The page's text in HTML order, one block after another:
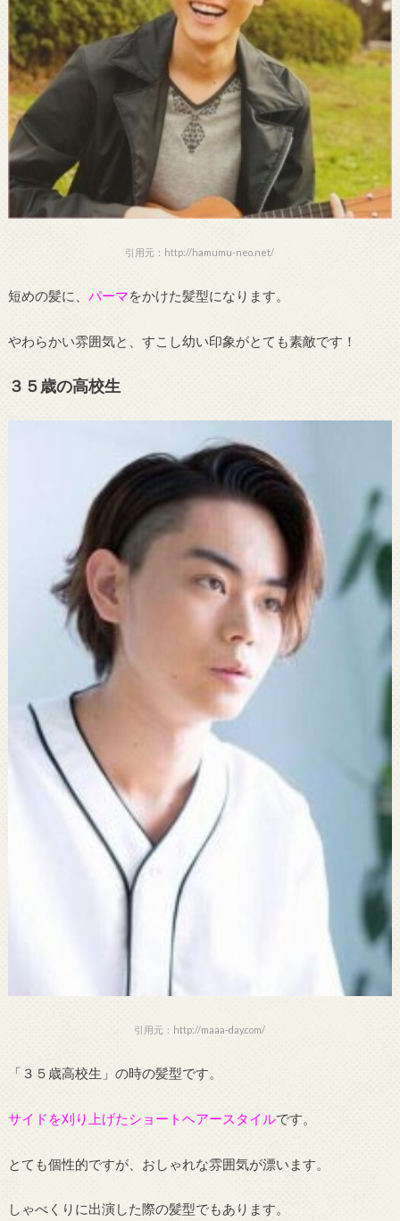
引用元：http://hamumu-neo.net/
短めの髪に、 パーマをかけた髪型になります。
やわらかい雰囲気と、すこし幼い印象がとても素敵です！
３５歳の高校生
引用元：http://maaa-day.com/
「３５歳高校生」の時の髪型です。
サイドを刈り上げたショートヘアースタイルです。
とても個性的ですが、おしゃれな雰囲気が漂います。
しゃべくりに出演した際の髪型でもあります。